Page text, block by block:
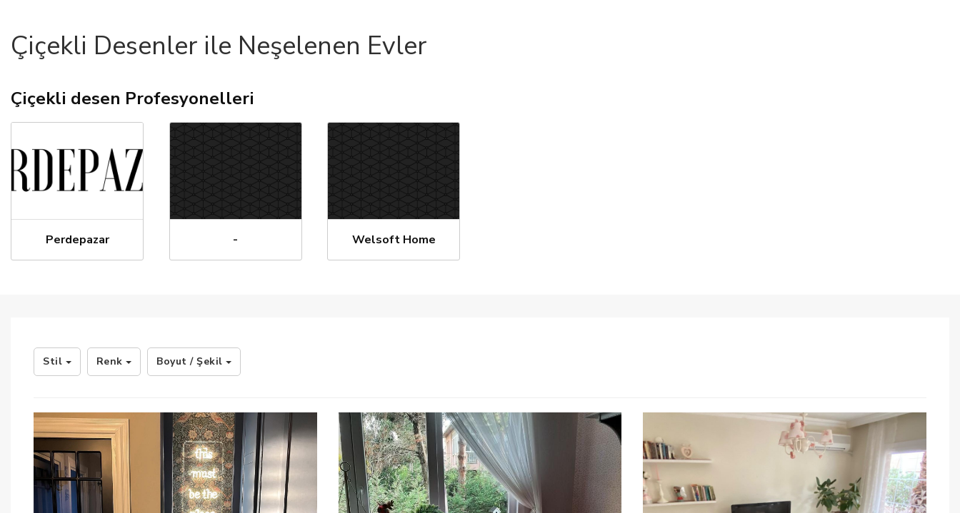
Çiçekli Desenler ile Neşelenen Evler
Çiçekli desen Profesyonelleri
Perdepazar - Welsoft Home
Stil Renk Boyut / Şekil